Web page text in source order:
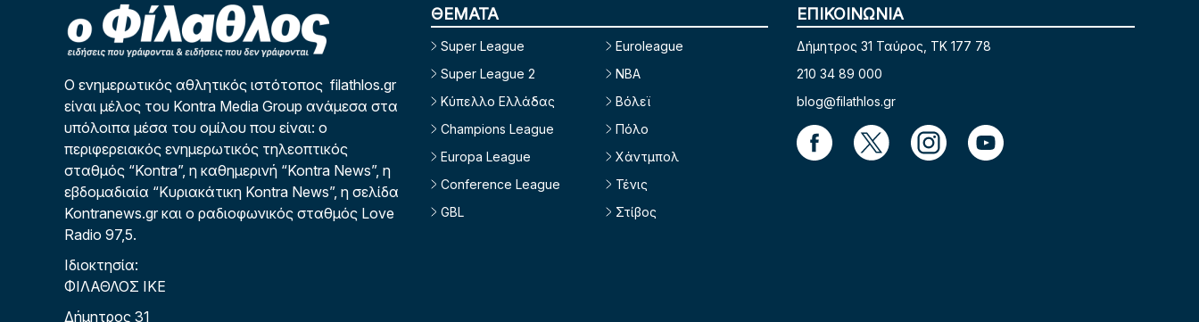
Ο ενημερωτικός αθλητικός ιστότοπος filathlos.gr
είναι μέλος του Kontra Media Group ανάμεσα στα
υπόλοιπα μέσα του ομίλου που είναι: ο
περιφερειακός ενημερωτικός τηλεοπτικός
σταθμός “Kontra”, η καθημερινή “Kontra News”, η
εβδομαδιαία “Κυριακάτικη Kontra News”, η σελίδα
Kontranews.gr και ο ραδιοφωνικός σταθμός Love
Radio 97,5.
Ιδιοκτησία:
ΦΙΛΑΘΛΟΣ ΙΚΕ
Δήμητρος 31
ΘΕΜΑΤΑ
Super League
Super League 2
Κύπελλο Ελλάδας
Champions League
Europa League
Conference League
GBL
Euroleague
NBA
Βόλεϊ
Πόλο
Χάντμπολ
Τένις
Στίβος
ΕΠΙΚΟΙΝΩΝΙΑ
Δήμητρος 31 Ταύρος, TK 177 78
210 34 89 000
blog@filathlos.gr